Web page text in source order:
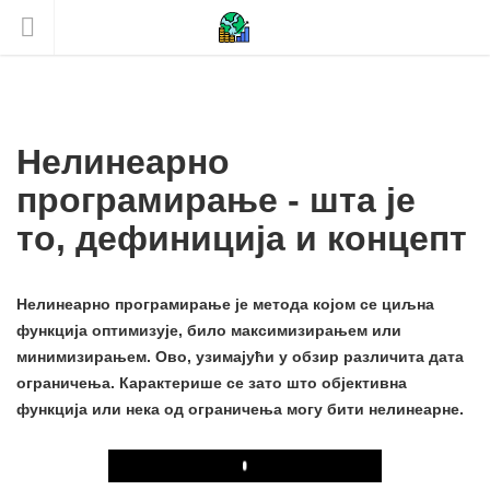
Нелинеарно
програмирање - шта је
то, дефиниција и концепт
Нелинеарно програмирање је метода којом се циљна
функција оптимизује, било максимизирањем или
минимизирањем. Ово, узимајући у обзир различита дата
ограничења. Карактерише се зато што објективна
функција или нека од ограничења могу бити нелинеарне.
Play